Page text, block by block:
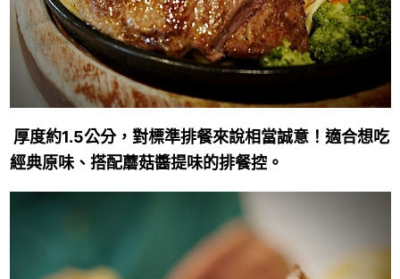
厚度約1.5公分，對標準排餐來說相當誠意！適合想吃
經典原味、搭配蘑菇醬提味的排餐控。